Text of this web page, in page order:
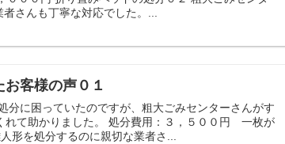
さんも丁寧な対応でした。...
客様の声０１
分に困っていたのですが、粗大ごみセンターさんがす
れて助かりました。 処分費用：３，５００円 一枚が
形を処分するのに親切な業者さ...